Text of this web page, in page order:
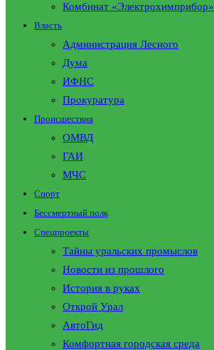
Комбинат «Электрохимприбор»
Власть
Администрация Лесного
Дума
ИФНС
Прокуратура
Происшествия
ОМВД
ГАИ
МЧС
Спорт
Бессмертный полк
Спецпроекты
Тайны уральских промыслов
Новости из прошлого
История в руках
Открой Урал
АвтоГид
Комфортная городская среда